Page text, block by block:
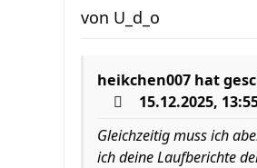
von U_d_o
heikchen007 hat
15.12.2025,
Gleichzeitig muss ich
ich deine Laufberichte